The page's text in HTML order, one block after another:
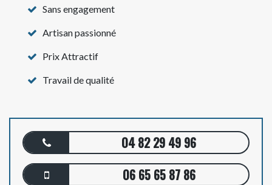
Sans engagement
Artisan passionné
Prix Attractif
Travail de qualité
04 82 29 49 96
06 65 65 87 86